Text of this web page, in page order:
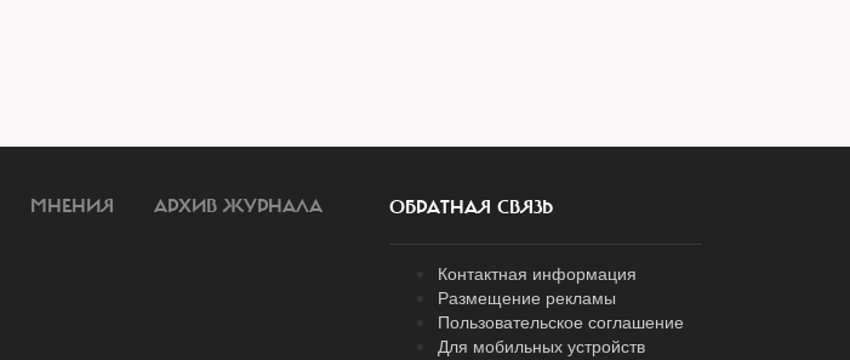
МНЕНИЯ АРХИВ ЖУРНАЛА ОБРАТНАЯ СВЯЗЬ
Контактная информация
Размещение рекламы
Пользовательское соглашение
Для мобильных устройств